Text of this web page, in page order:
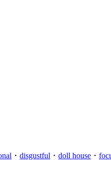
・ disgustful ・ doll house ・